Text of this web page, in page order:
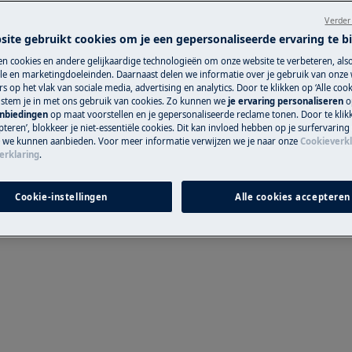
SCHOK
stopcontact voordat u enige
Boek een
Maak een
gekwalificeerde
onze
gebruikt cookies om je een gepersonaliseerde ervaring te
cookies en andere gelijkaardige technologieën om onze website te verbeteren,
en marketingdoeleinden. Daarnaast delen we informatie over je gebruik van onze
op het vlak van sociale media, advertising en analytics. Door te klikken op ‘Alle
stem je in met ons gebruik van cookies. Zo kunnen we je ervaring personaliseren
op maat voorstellen en je gepersonaliseerde reclame tonen. Door te
blokkeer je niet-essentiële cookies. Dit kan invloed hebben op je
kunnen aanbieden. Voor meer informatie verwijzen we je naar onze
.
Cookie-instellingen Alle cookies accepteren